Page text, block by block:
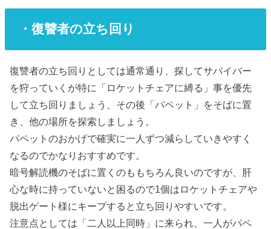
・復讐者の立ち回り
復讐者の立ち回りとしては通常通り、探してサバイバー
を狩っていくが特に「ロケットチェアに縛る」事を優先
して立ち回りましょう、その後「パペット」をそばに置
き、他の場所を探索しましょう。
パペットのおかげで確実に一人ずつ減らしていきやすく
なるのでかなりおすすめです。
暗号解読機のそばに置くのももちろん良いのですが、肝
心な時に持っていないと困るので1個はロケットチェアや
脱出ゲート様にキープすると立ち回りやすいです。
注意点としては「二人以上同時」に来られ、一人がパペ